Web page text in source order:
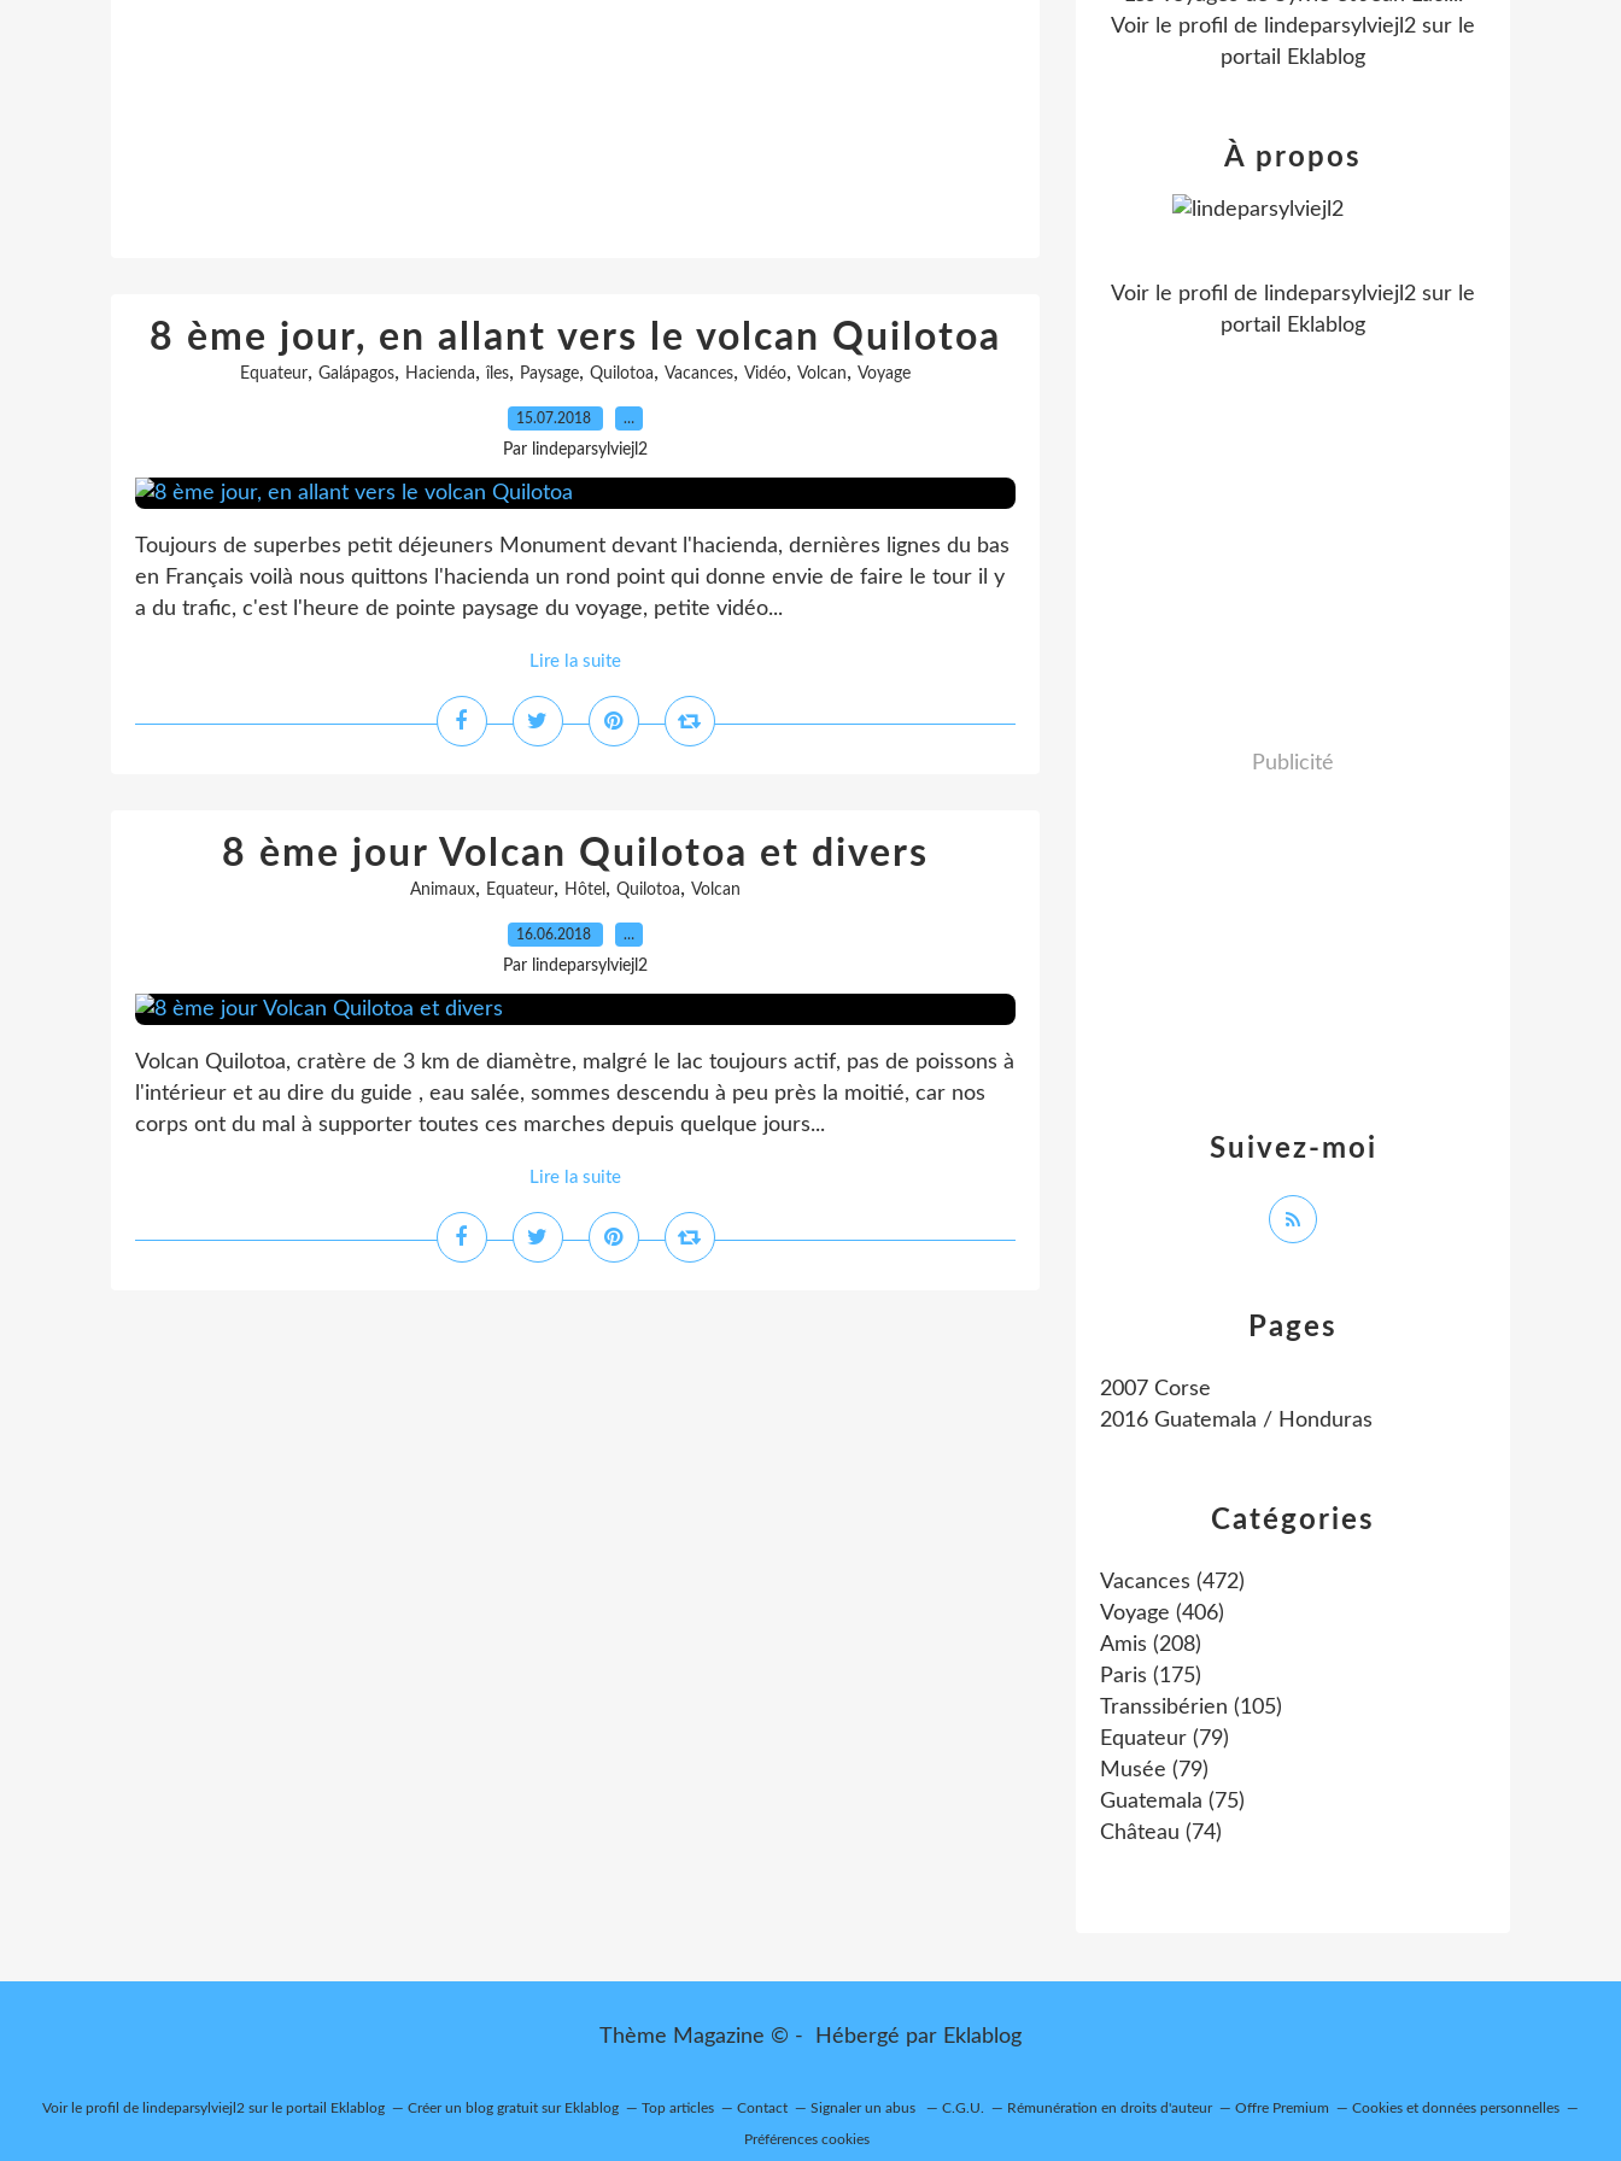
8 ème jour, en allant vers le volcan Quilotoa
Equateur, Galápagos, Hacienda, îles, Paysage, Quilotoa, Vacances, Vidéo, Volcan, Voyage
15.07.2018 …
Par lindeparsylviejl2
Toujours de superbes petit déjeuners Monument devant l'hacienda, dernières lignes du bas
en Français voilà nous quittons l'hacienda un rond point qui donne envie de faire le tour il y
a du trafic, c'est l'heure de pointe paysage du voyage, petite vidéo...
Lire la suite
8 ème jour Volcan Quilotoa et divers
Animaux, Equateur, Hôtel , Quilotoa, Volcan
16.06.2018 …
Par lindeparsylviejl2
Volcan Quilotoa, cratère de 3 km de diamètre, malgré le lac toujours actif, pas de poissons à
l'intérieur et au dire du guide , eau salée, sommes descendu à peu près la moitié, car nos
corps ont du mal à supporter toutes ces marches depuis quelque jours...
Lire la suite
Catégories
Vacances (472)
Voyage (406)
Amis (208)
Paris (175)
Transsibérien (105)
Equateur (79)
Musée (79)
Guatemala (75)
Château (74)
Pages
2007 Corse
2016 Guatemala / Honduras
Voir le profil de
lindeparsylviejl2 sur le
portail Eklablog
Suivez-moi
À propos
Voir le profil de lindeparsylviejl2 sur le
portail Eklablog
Publicité
Thème Magazine © - Hébergé par Eklablog
Voir le profil de lindeparsylviejl2 sur le portail Eklablog Créer un blog gratuit sur Eklablog Top articles Contact Signaler un abus C.G.U. Rémunération en droits d'auteur Offre Premium Cookies et données personnelles
Préférences cookies